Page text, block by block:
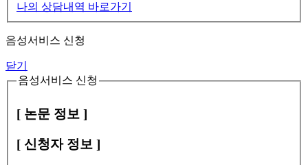
나의 상담내역 바로가기
음성서비스 신청
닫기
음성서비스 신청
[ 논문 정보 ]
[ 신청자 정보 ]